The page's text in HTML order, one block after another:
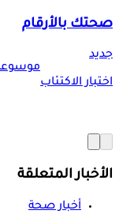
صحتك بالأرقام
جديد
اختبار الاكتئاب
موسوعة
الأخبار المتعلقة
أخبار صحة